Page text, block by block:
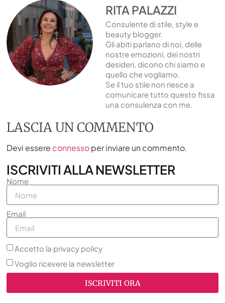
RITA PALAZZI
Consulente di stile, style e
beauty blogger.
Gli abiti parlano di noi, delle
nostre emozioni, dei nostri
desideri, dicono chi siamo e
quello che vogliamo.
Se il tuo stile non riesce a
comunicare tutto questo fissa
una consulenza con me.
LASCIA UN COMMENTO
Devi essere connessoper inviare un commento.
ISCRIVITI ALLA NEWSLETTER
Nome
Email
Accetto la privacy policy
Voglio ricevere la newsletter
ISCRIVITI ORA